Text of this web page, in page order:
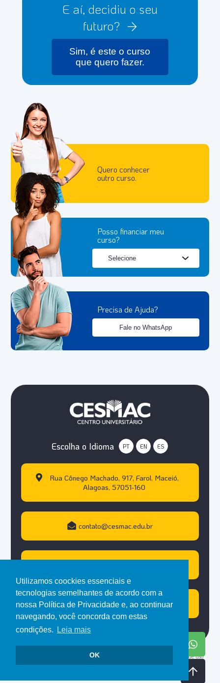
Utilizamos coockies essenciais e
tecnologias semelhantes de acordo com a
nossa Política de Privacidade e, ao continuar
navegando, você concorda com estas
condições.
Leia mais
OK
E aí, decidiu o seu
futuro?
Sim, é este o curso
que quero fazer.
Quero conhecer
outro curso.
Posso financiar meu
curso?
Precisa de Ajuda?
Fale no WhatsApp
Escolha o Idioma PT EN ES
Rua Cônego Machado, 917, Farol, Maceió,
Alagoas, 57051-160
contato@cesmac.edu.br
Atendimento WhastApp
Copyright © 2021. Todos os direitos reservados. Todo conteúdo deste site é de uso
exclusivo do Cesmac.